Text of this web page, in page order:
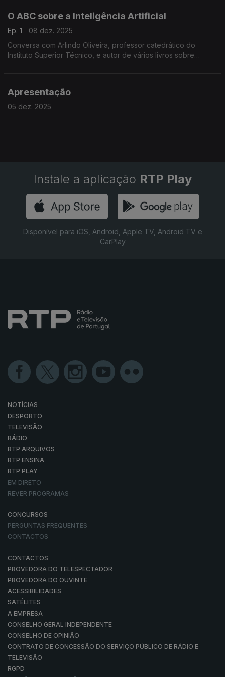
O ABC sobre a Inteligência Artificial
Ep. 1
08 dez. 2025
Conversa com Arlindo Oliveira, professor catedrático do
Instituto Superior Técnico, e autor de vários livros sobre
Apresentação
05 dez. 2025
Instale a aplicação RTP Play
Disponível para iOS, Android, Apple TV, Android TV e
CarPlay
NOTÍCIAS
DESPORTO
TELEVISÃO
RÁDIO
RTP ARQUIVOS
RTP ENSINA
RTP PLAY
EM DIRETO
REVER PROGRAMAS
CONCURSOS
PERGUNTAS FREQUENTES
CONTACTOS
CONTACTOS
PROVEDORA DO TELESPECTADOR
PROVEDORA DO OUVINTE
ACESSIBILIDADES
SATÉLITES
A EMPRESA
CONSELHO GERAL INDEPENDENTE
CONSELHO DE OPINIÃO
CONTRATO DE CONCESSÃO DO SERVIÇO PÚBLICO DE RÁDIO E
TELEVISÃO
RGPD